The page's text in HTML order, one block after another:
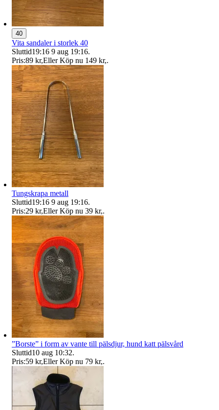
40
Vita sandaler i storlek 40
Sluttid19:16 9 aug 19:16.
Pris:89 kr,Eller Köp nu 149 kr,.
Tungskrapa metall
Sluttid19:16 9 aug 19:16.
Pris:29 kr,Eller Köp nu 39 kr,.
”Borste” i form av vante till pälsdjur, hund katt pälsvård
Sluttid10 aug 10:32.
Pris:59 kr,Eller Köp nu 79 kr,.